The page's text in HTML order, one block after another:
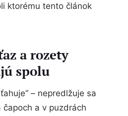
ktorému tento článok
a rozety
spolu
– nepredlžuje sa
čapoch a v puzdrách